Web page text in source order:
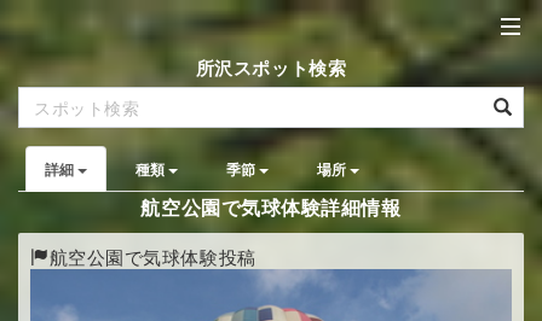
所沢スポット検索
詳細 種類 季節 場所
航空公園で気球体験詳細情報
航空公園で気球体験投稿